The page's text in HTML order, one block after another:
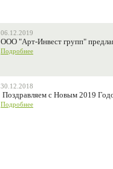
06.12.2019
ООО "Арт-Инвест групп"
Подробнее
30.12.2018
Поздравляем с Новым 2019
Подробнее